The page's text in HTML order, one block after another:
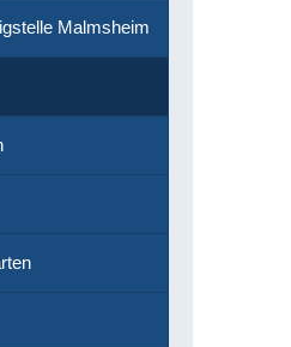
Malmsheim